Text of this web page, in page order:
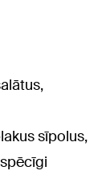
sīpolus,